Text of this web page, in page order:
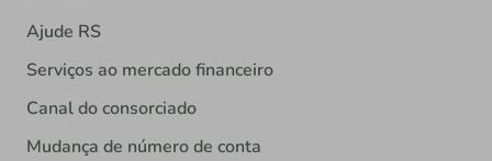
Ajude RS
Serviços ao mercado financeiro
Canal do consorciado
Mudança de número de conta